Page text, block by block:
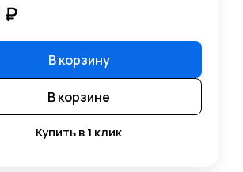
₽
В корзину
В корзине
Купить в 1 клик